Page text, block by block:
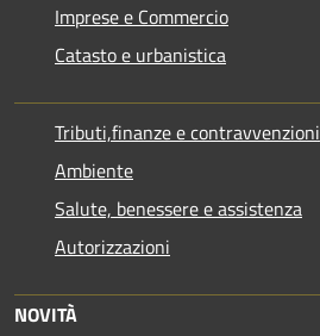
Imprese e Commercio
Catasto e urbanistica
Tributi,finanze e contravvenzioni
Ambiente
Salute, benessere e assistenza
Autorizzazioni
NOVITÀ